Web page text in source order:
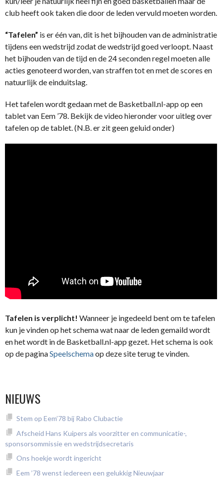
club heeft ook taken die door de leden vervuld moeten worden.
“Tafelen” is er één van, dit is het bijhouden van de administratie
tijdens een wedstrijd zodat de wedstrijd goed verloopt. Naast
het bijhouden van de tijd en de 24 seconden regel moeten alle
acties genoteerd worden, van straffen tot en met de scores en
natuurlijk de einduitslag.
Het tafelen wordt gedaan met de Basketball.nl-app op een
tablet van Eem ’78. Bekijk de video hieronder voor uitleg over
tafelen op de tablet. (N.B. er zit geen geluid onder)
Tafelen is verplicht! Wanneer je ingedeeld bent om te tafelen
kun je vinden op het schema wat naar de leden gemaild wordt
en het wordt in de Basketball.nl-app gezet. Het schema is ook
op de paginaSpeelschemaop deze site terug te vinden.
NIEUWS
Stem op Eem’78 bij Rabo Clubactie
Afscheid Hans Kuipers als voorzitter en communicatie-,
sponsorsommissie en wedstrijdsecretaris
Ons hoekje wordt ingericht
Eem ’78 wenst iedereen een gelukkig Nieuwjaar